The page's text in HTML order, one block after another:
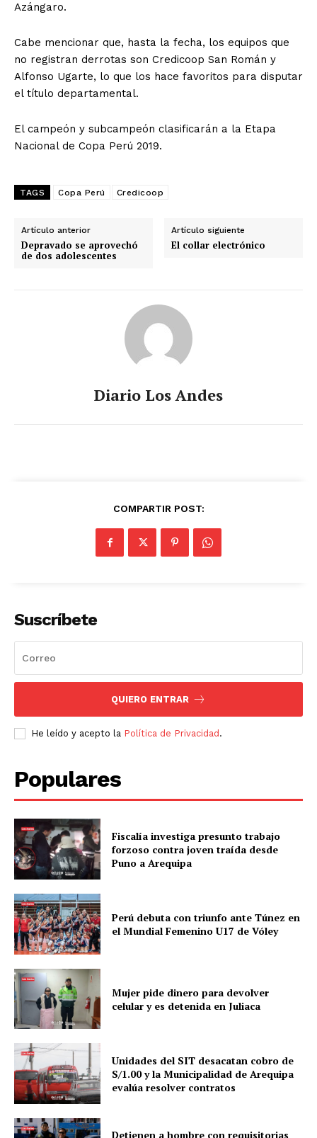
Azángaro.
Cabe mencionar que, hasta la fecha, los equipos que
no registran derrotas son Credicoop San Román y
Alfonso Ugarte, lo que los hace favoritos para disputar
el título departamental.
El campeón y subcampeón clasificarán a la Etapa
Nacional de Copa Perú 2019.
TAGS Copa Perú Credicoop
Artículo anterior
Depravado se aprovechó
de dos adolescentes
Artículo siguiente
El collar electrónico
Diario Los Andes
COMPARTIR POST:
Suscríbete
QUIERO ENTRAR
He leído y acepto la Política de Privacidad .
Populares
Fiscalía investiga presunto trabajo
forzoso contra joven traída desde
Puno a Arequipa
Perú debuta con triunfo ante Túnez en
el Mundial Femenino U17 de Vóley
Mujer pide dinero para devolver
celular y es detenida en Juliaca
Unidades del SIT desacatan cobro de
S/1.00 y la Municipalidad de Arequipa
evalúa resolver contratos
Detienen a hombre con requisitorias